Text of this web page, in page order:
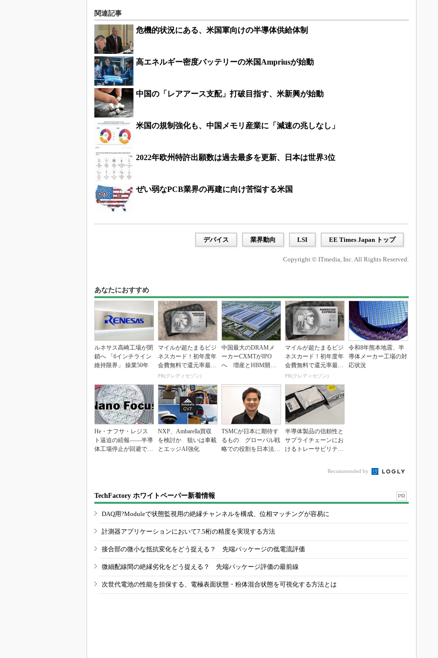
関連記事
危機的状況にある、米国軍向けの半導体供給体制
高エネルギー密度バッテリーの米国Ampriusが始動
中国の「レアアース支配」打破目指す、米新興が始動
米国の規制強化も、中国メモリ産業に「減速の兆しなし」
2022年欧州特許出願数は過去最多を更新、日本は世界3位
ぜい弱なPCB業界の再建に向け苦悩する米国
デバイス 業界動向 LSI EE Times Japan トップ
Copyright © ITmedia, Inc. All Rights Reserved.
あなたにおすすめ
ルネサス高崎工場が閉
鎖へ 「6インチライン
維持限界」 操業50年
マイルが超たまるビジ
ネスカード！初年度年
会費無料で還元率最大
1.125%
PR(クレディセゾン)
中国最大のDRAMメ
ーカーCXMTがIPO
へ 増産とHBM開発
マイルが超たまるビジ
ネスカード！初年度年
会費無料で還元率最大
1.125%
PR(クレディセゾン)
令和8年熊本地震、半
導体メーカー工場の対
応状況
He・ナフサ・レジス
ト逼迫の続報――半導
体工場停止が回避でき
NXP、Ambarella買収
を検討か 狙いは車載
とエッジAI強化
TSMCが日本に期待す
るもの グローバル戦
略での役割を日本法人
半導体製品の信頼性と
サプライチェーンにお
けるトレーサビリティ
Recommended by
TechFactory ホワイトペーパー新着情報 PR
DAQ用?Moduleで状態監視用の絶縁チャンネルを構成、位相マッチングが容易に
計測器アプリケーションにおいて7.5桁の精度を実現する方法
接合部の微小な抵抗変化をどう捉える？ 先端パッケージの低電流評価
微細配線間の絶縁劣化をどう捉える？ 先端パッケージ評価の最前線
次世代電池の性能を担保する、電極表面状態・粉体混合状態を可視化する方法とは